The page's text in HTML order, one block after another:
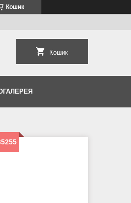
Кошик
Кошик